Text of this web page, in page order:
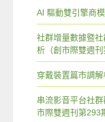
AI 驅動雙引擎商
社群增量數據暨
析（創市際雙週刊
穿戴裝置篇市調解
串流影音平台社
市際雙週刊第293